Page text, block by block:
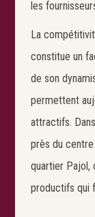
les
La
constitue un
de son
permettent
attractifs.
près du
quartier Pajol,
productifs qui